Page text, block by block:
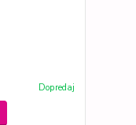
Dopredaj